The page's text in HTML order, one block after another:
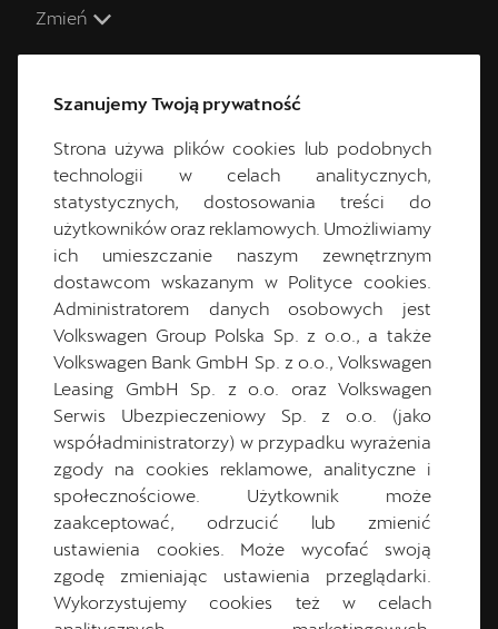
Zmień
Dane kontaktowe
12 273 44 10
cuprastudio.krakow@dynamica.pl
Godziny otwarcia
Poniedziałek:9:00-19:00
Wtorek:9:00- 19:00
Środa:9:00-19:00
Czwartek:9:00-19:00
Piątek:9:00-19:00
Sobota:9:00-15:00
Niedziela:
Nieczynne
CUPRA Master
Szanujemy Twoją prywatność
Strona używa plików cookies lub podobnych
technologii w celach analitycznych,
statystycznych, dostosowania treści do
użytkowników oraz reklamowych. Umożliwiamy
ich umieszczanie naszym zewnętrznym
dostawcom wskazanym w Polityce cookies.
Administratorem danych osobowych jest
Volkswagen Group Polska Sp. z o.o., a także
Volkswagen Bank GmbH Sp. z o.o., Volkswagen
Leasing GmbH Sp. z o.o. oraz Volkswagen
Serwis Ubezpieczeniowy Sp. z o.o. (jako
współadministratorzy) w przypadku wyrażenia
zgody na cookies reklamowe, analityczne i
społecznościowe. Użytkownik może
zaakceptować, odrzucić lub zmienić
ustawienia cookies. Może wycofać swoją
zgodę zmieniając ustawienia przeglądarki.
Wykorzystujemy cookies też w celach